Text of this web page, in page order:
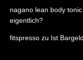
nagano lean body tonic
eigentlich?
fitspresso zu Ist